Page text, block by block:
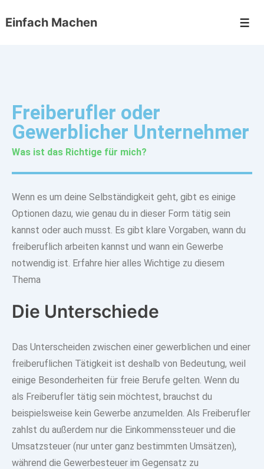
Einfach Machen
Freiberufler oder
Gewerblicher Unternehmer
Was ist das Richtige für mich?
Wenn es um deine Selbständigkeit geht, gibt es einige
Optionen dazu, wie genau du in dieser Form tätig sein
kannst oder auch musst. Es gibt klare Vorgaben, wann du
freiberuflich arbeiten kannst und wann ein Gewerbe
notwendig ist. Erfahre hier alles Wichtige zu diesem
Thema
Die Unterschiede
Das Unterscheiden zwischen einer gewerblichen und einer
freiberuflichen Tätigkeit ist deshalb von Bedeutung, weil
einige Besonderheiten für freie Berufe gelten. Wenn du
als Freiberufler tätig sein möchtest, brauchst du
beispielsweise kein Gewerbe anzumelden. Als Freiberufler
zahlst du außerdem nur die Einkommenssteuer und die
Umsatzsteuer (nur unter ganz bestimmten Umsätzen),
während die Gewerbesteuer im Gegensatz zu